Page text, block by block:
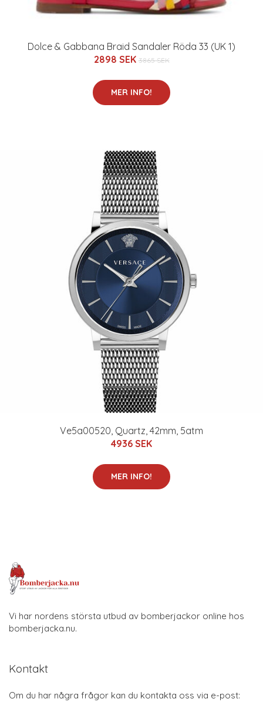
Dolce & Gabbana Braid Sandaler Röda 33 (UK 1)
2898 SEK 3865 SEK
MER INFO!
Ve5a00520, Quartz, 42mm, 5atm
4936 SEK
MER INFO!
Vi har nordens största utbud av bomberjackor online hos
bomberjacka.nu.
Kontakt
Om du har några frågor kan du kontakta oss via e-post: